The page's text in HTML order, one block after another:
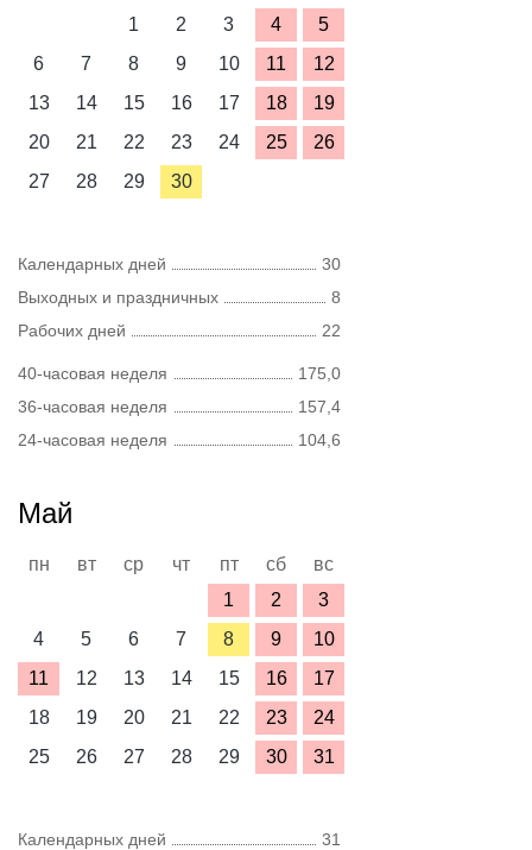
1
2 3 4
5
6
7 8 9 10 11
12
13
14 15 16 17 18
19
20
21 22 23 24 25
26
27
28 29 30
Календарных дней
30
Выходных и праздничных
8
Рабочих дней
22
40-часовая неделя
175,0
36-часовая неделя
157,4
24-часовая неделя
104,6
Май
пн вт ср чт пт сб
вс
1
2
3
4
5 6 7 8 9
10
11
12 13 14 15 16
17
18
19 20 21 22 23
24
25
26 27 28 29 30 31
Календарных дней
31